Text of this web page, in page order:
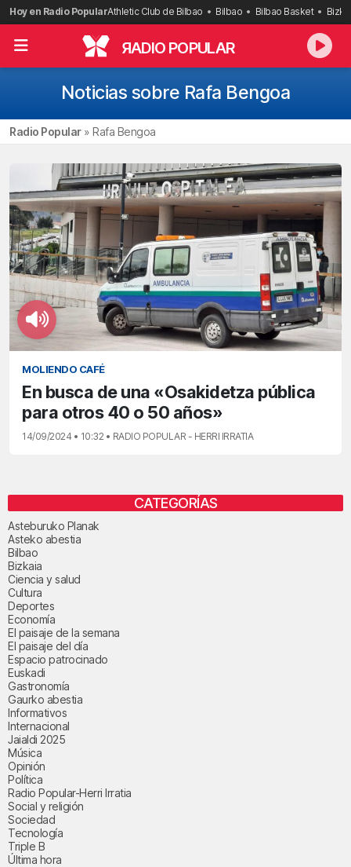
Saltar
al
contenido
Hoy en Radio PopularAthletic Club de Bilbao Bilbao Bilbao Basket
RADIO POPULAR
Noticias sobre Rafa Bengoa
Radio Popular» Rafa Bengoa
MOLIENDO CAFÉ
En busca de una «Osakidetza pública
para otros 40 o 50 años»
14/09/2024 • 10:32 • RADIO POPULAR - HERRI IRRATIA
CATEGORÍAS
Asteburuko Planak
Asteko abestia
Bilbao
Bizkaia
Ciencia y salud
Cultura
Deportes
Economía
El paisaje de la semana
El paisaje del día
Espacio patrocinado
Euskadi
Gastronomía
Gaurko abestia
Informativos
Internacional
Jaialdi 2025
Música
Opinión
Política
Radio Popular-Herri Irratia
Social y religión
Sociedad
Tecnología
Triple B
Última hora